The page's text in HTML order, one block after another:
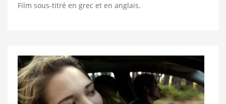
Film sous-titré en grec et en anglais.